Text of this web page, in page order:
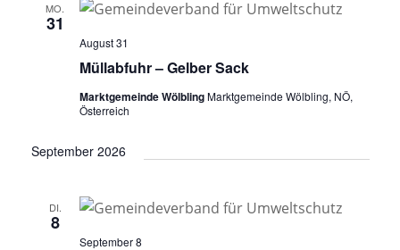
MO.
31
Müllabfuhr – Gelber Sack
August 31
Marktgemeinde WölblingMarktgemeinde Wölbling, NÖ,
Österreich
September 2026
DI.
8
September 8